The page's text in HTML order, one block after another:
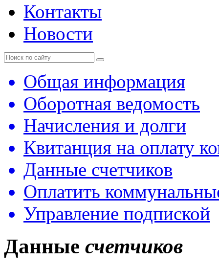
Контакты
Новости
Общая информация
Оборотная ведомость
Начисления и долги
Квитанция на оплату
Данные счетчиков
Оплатить
Управление подпиской
Данные счетчиков